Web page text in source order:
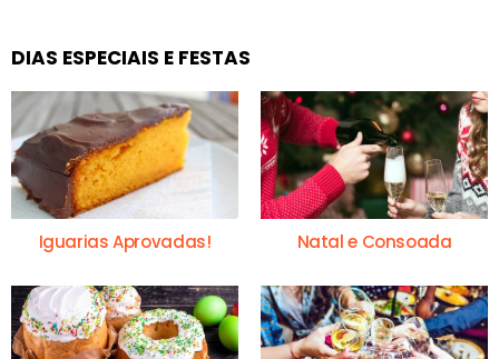
DIAS ESPECIAIS E FESTAS
Iguarias Aprovadas! Natal e Consoada